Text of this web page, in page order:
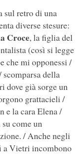
sul retro di una
diverse stesure:
Croce, la figlia del
(così si legge
che mi opponessi /
della
dove già sorge un
grattacieli /
e la cara Elena /
come un
/ Anche negli
a Vietri incombono